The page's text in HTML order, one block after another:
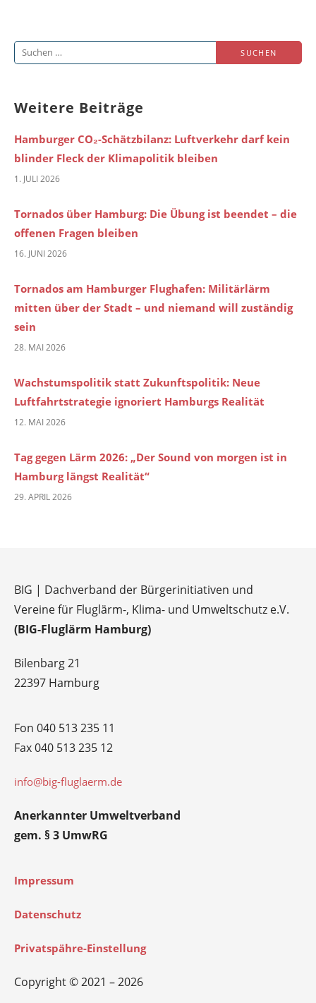
Suchen
Weitere Beiträge
Hamburger CO₂-Schätzbilanz: Luftverkehr darf kein
blinder Fleck der Klimapolitik bleiben
1. JULI 2026
Tornados über Hamburg: Die Übung ist beendet – die
offenen Fragen bleiben
16. JUNI 2026
Tornados am Hamburger Flughafen: Militärlärm
mitten über der Stadt – und niemand will zuständig
sein
28. MAI 2026
Wachstumspolitik statt Zukunftspolitik: Neue
Luftfahrtstrategie ignoriert Hamburgs Realität
12. MAI 2026
Tag gegen Lärm 2026: „Der Sound von morgen ist in
Hamburg längst Realität“
29. APRIL 2026
BIG | Dachverband der Bürgerinitiativen und
Vereine für Fluglärm-, Klima- und Umweltschutz e.V.
(BIG-Fluglärm Hamburg)
Bilenbarg 21
22397 Hamburg
Fon 040 513 235 11
Fax 040 513 235 12
info@big-fluglaerm.de
Anerkannter Umweltverband
gem. § 3 UmwRG
Impressum
Datenschutz
Privatspähre-Einstellung
Copyright © 2021 – 2026